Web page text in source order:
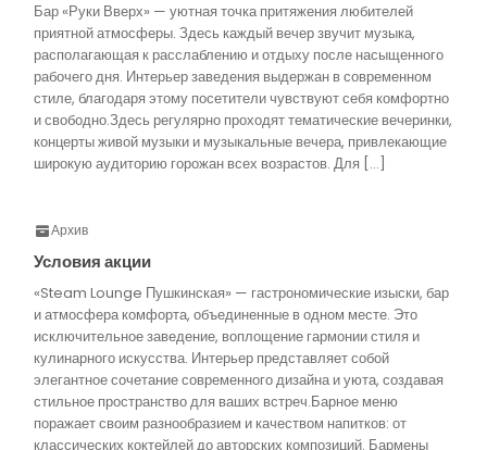
Бар «Руки Вверх» — уютная точка притяжения любителей
приятной атмосферы. Здесь каждый вечер звучит музыка,
располагающая к расслаблению и отдыху после насыщенного
рабочего дня. Интерьер заведения выдержан в современном
стиле, благодаря этому посетители чувствуют себя комфортно
и свободно.Здесь регулярно проходят тематические вечеринки,
концерты живой музыки и музыкальные вечера, привлекающие
широкую аудиторию горожан всех возрастов. Для […]
Архив
Условия акции
«Steam Lounge Пушкинская» — гастрономические изыски, бар
и атмосфера комфорта, объединенные в одном месте. Это
исключительное заведение, воплощение гармонии стиля и
кулинарного искусства. Интерьер представляет собой
элегантное сочетание современного дизайна и уюта, создавая
стильное пространство для ваших встреч.Барное меню
поражает своим разнообразием и качеством напитков: от
классических коктейлей до авторских композиций. Бармены